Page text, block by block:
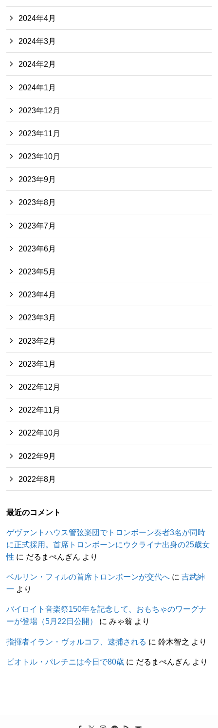
2024年4月
2024年3月
2024年2月
2024年1月
2023年12月
2023年11月
2023年10月
2023年9月
2023年8月
2023年7月
2023年6月
2023年5月
2023年4月
2023年3月
2023年2月
2023年1月
2022年12月
2022年11月
2022年10月
2022年9月
2022年8月
最近のコメント
ゲヴァントハウス管弦楽団でトロンボーン奏者3名が同時
に正式採用。首席トロンボーンにウクライナ出身の25歳女
性 に だるまぺんぎん より
ベルリン・フィルの首席トロンボーンが交代へ に吉武紳
一 より
バイロイト音楽祭150年を記念して、おもちゃのワーグナ
ーが登場（5月22日公開）
にみゃ翁 より
指揮者イラン・ヴォルコフ、逮捕される に鈴木智之 より
ピオトル・パレチニは今日で80歳 に だるまぺんぎん より